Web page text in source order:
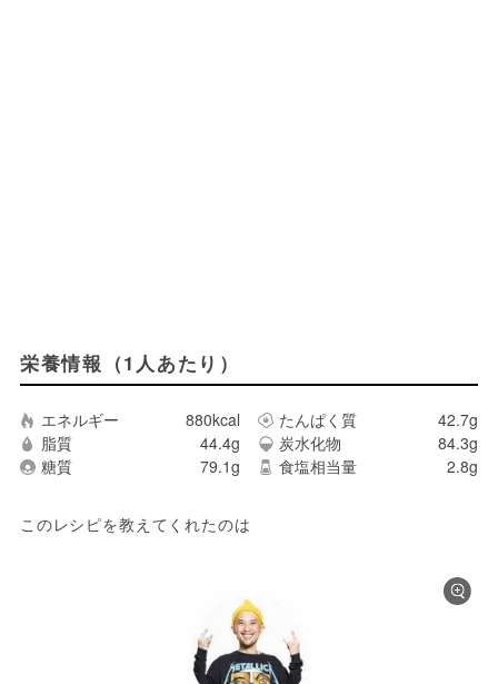
栄養情報（1人あたり）
エネルギー 880kcal たんぱく質
42.7g
脂質
44.4g 炭水化物
84.3g
糖質
79.1g 食塩相当量 2.8g
このレシピを教えてくれたのは